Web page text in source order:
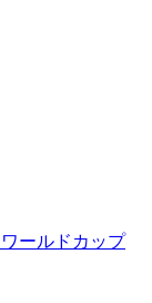
ワールドカップ